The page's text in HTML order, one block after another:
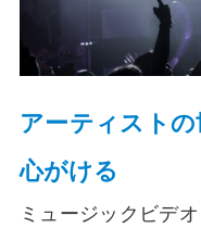
アーティスト
心がける
ミュージックビデ